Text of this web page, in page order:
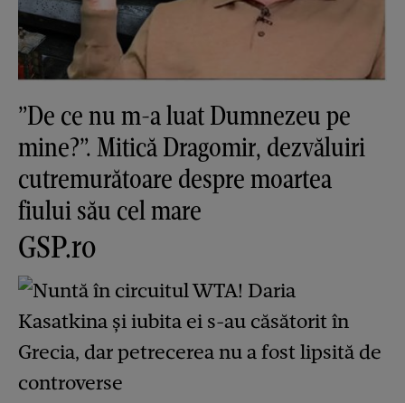
”De ce nu m-a luat Dumnezeu pe
mine?”. Mitică Dragomir, dezvăluiri
cutremurătoare despre moartea
fiului său cel mare
GSP.ro